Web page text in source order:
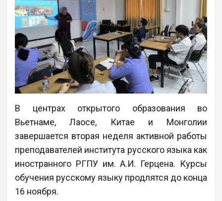
В центрах открытого образования во
Вьетнаме, Лаосе, Китае и Монголии
завершается вторая неделя активной работы
преподавателей института русского языка как
иностранного РГПУ им. А.И. Герцена. Курсы
обучения русскому языку продлятся до конца
16 ноября.